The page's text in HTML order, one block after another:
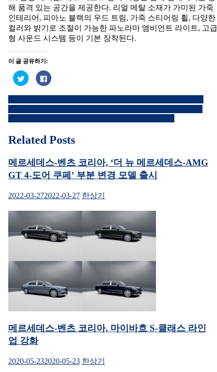
해 품격 있는 공간을 제공한다. 리얼 메탈 소재가 가미된 가죽
인테리어, 피아노 블랙의 우드 트림, 가죽 스티어링 휠, 다양한
컬러와 밝기로 조절이 가능한 파노라마 앰비언트 라이트, 고급
형 사운드 시스템 등이 기본 장착된다.
이 글 공유하기:
트
위
로
유
하
(새
서
열
페
이
북
공
유
려
클
릭
하
요.
(새
창
에
서
림)
글
내
비
이
션
Related Posts
메르세데스-벤츠 코리아, ‘더 뉴 메르세데스-AMG
GT 4-도어 쿠페’ 부분 변경 모델 출시
2022-03-272022-03-27 한상기
메르세데스-벤츠 코리아, 마이바흐 S-클래스 라인
업 강화
2020-05-232020-05-23 한상기